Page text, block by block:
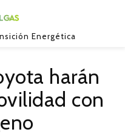
Energética
harán
con